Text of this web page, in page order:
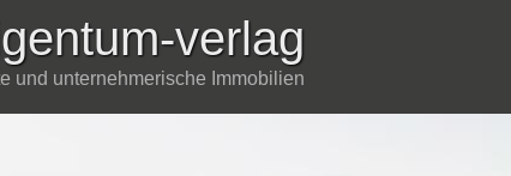
verlag
und unternehmerische Immobilien